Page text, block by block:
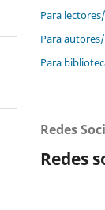
Para
Para
Para
Redes
Redes